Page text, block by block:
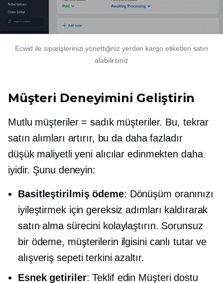
Ecwid ile siparişlerinizi yönettiğiniz yerden kargo etiketleri satın
alabilirsiniz
Müşteri Deneyimini Geliştirin
Mutlu müşteriler = sadık müşteriler. Bu, tekrar
satın alımları artırır, bu da daha fazladır
düşük maliyetliyeni alıcılar edinmekten daha
iyidir. Şunu deneyin:
Basitleştirilmiş ödeme: Dönüşüm oranınızı
iyileştirmek için gereksiz adımları kaldırarak
satın alma sürecini kolaylaştırın. Sorunsuz
bir ödeme, müşterilerin ilgisini canlı tutar ve
alışveriş sepeti terkini azaltır.
Esnek getiriler: Teklif edin Müşteri dostu